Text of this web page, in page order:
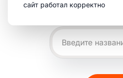
сайт работал корректно
что нужно для